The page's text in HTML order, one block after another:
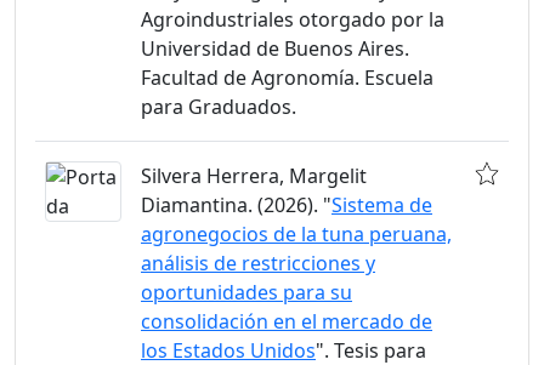
Agroindustriales otorgado por la
Universidad de Buenos Aires.
Facultad de Agronomía. Escuela
para Graduados.
Silvera Herrera, Margelit
Diamantina. (2026). "Sistema de
agronegocios de la tuna peruana,
análisis de restricciones y
oportunidades para su
consolidación en el mercado de
los Estados Unidos". Tesis para